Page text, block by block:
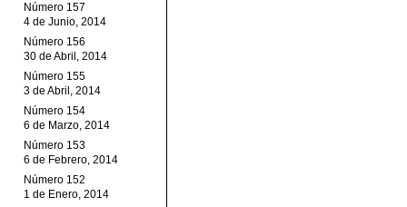
Número 157
4 de Junio, 2014
Número 156
30 de Abril, 2014
Número 155
3 de Abril, 2014
Número 154
6 de Marzo, 2014
Número 153
6 de Febrero, 2014
Número 152
1 de Enero, 2014